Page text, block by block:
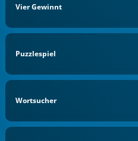
Vier Gewinnt
Puzzlespiel
Wortsucher